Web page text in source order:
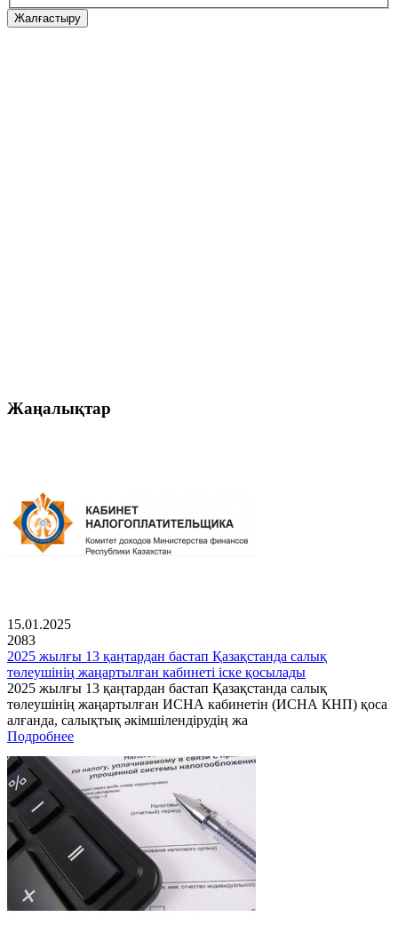
Жалғастыру
Жаңалықтар
15.01.2025
2083
2025 жылғы 13 қаңтардан бастап Қазақстанда салық
төлеушінің жаңартылған кабинеті іске қосылады
2025 жылғы 13 қаңтардан бастап Қазақстанда салық
төлеушінің жаңартылған ИСНА кабинетін (ИСНА КНП) қоса
алғанда, салықтық әкімшілендірудің жа
Подробнее